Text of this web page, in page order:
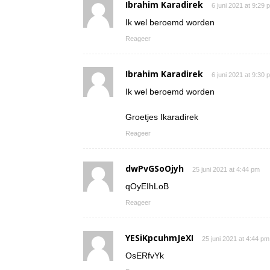
Ibrahim Karadirek 6 juni 2021 at 9:29
Ik wel beroemd worden
Reageer
Ibrahim Karadirek 6 juni 2021 at 9:30
Ik wel beroemd worden
Groetjes Ikaradirek
Reageer
dwPvGSoOjyh 25 juni 2021 at 4:44 pm
qOyEIhLoB
Reageer
YESiKpcuhmJeXI 25 juni 2021 at 4:44 pm
OsERfvYk